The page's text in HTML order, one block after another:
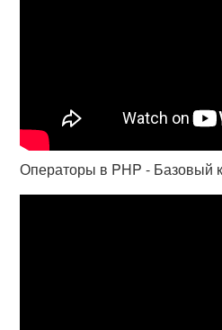
Операторы в PHP - Базовый